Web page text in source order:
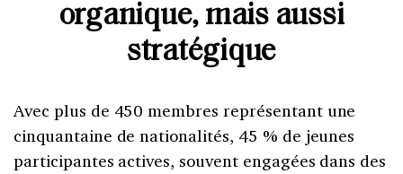
organique, mais aussi
stratégique
Avec plus de 450 membres représentant une
cinquantaine de nationalités, 45 % de jeunes
participantes actives, souvent engagées dans des